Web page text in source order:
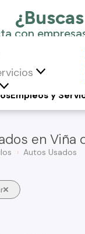
Empleos y
en Viña
Autos Usados